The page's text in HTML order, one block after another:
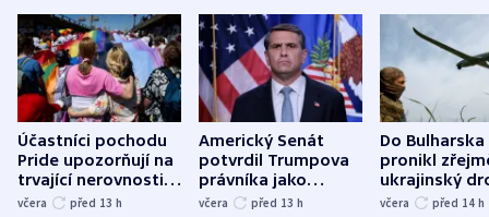
Účastníci pochodu
Pride upozorňují na
trvající nerovnosti i
společenskou
včera před 13 h
Americký Senát
potvrdil Trumpova
právníka jako
ministra
včera před 13 h
Do Bulharska
pronikl
ukrajinský
explodoval
včera před 14 h